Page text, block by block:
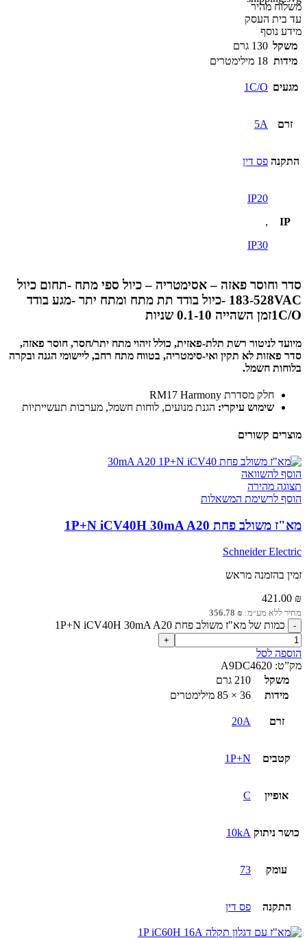
משלוח מהיר
עד בית העסק
מידע נוסף
משקל 130 גרם
מידות 18 מילימטרים
מגעים 1C/O
זרם 5A
התקנה פס דין
IP
IP20
,
IP30
סדר וחוסר פאזה – אסימטריה – כיול ספי מתח -תחום כיול
183-528VAC -כיול בודד תת מתח ומתח יתר -מגע בודד
1C/Oזמן השהייה 0.1-10 שניות
מיועד לניטור רשת תלת-פאזית, כולל זיהוי מתח יתר/חסר, חוסר פאזה,
סדר פאזות לא תקין ואי-סימטריה, בטווח מתח רחב, ליישומי הגנה ובקרה
בלוחות חשמל.
חלק מסדרת RM17 Harmony
שימוש עיקרי: הגנת מנועים, לוחות חשמל, מערכות תעשייתיות
מוצרים קשורים
הוסף להשוואה
תצוגה מהירה
הוסף לרשימת המשאלות
מא"ז משולב פחת 1P+N iCV40H 30mA A20
Schneider Electric
זמין בהזמנה מראש
421.00 ₪
מחיר ללא מע״מ: 356.78 ₪
כמות של מא"ז משולב פחת 1P+N iCV40H 30mA A20
הוספה לסל
מק”ט: A9DC4620
משקל
210 גרם
מידות
36 × 85 מילימטרים
זרם 20A
קטבים 1P+N
אופיין C
כושר ניתוק 10kA
עומק 73
התקנה פס דין